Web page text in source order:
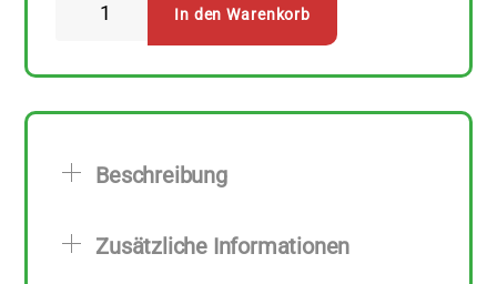
In den Warenkorb
Beschreibung
Zusätzliche Informationen